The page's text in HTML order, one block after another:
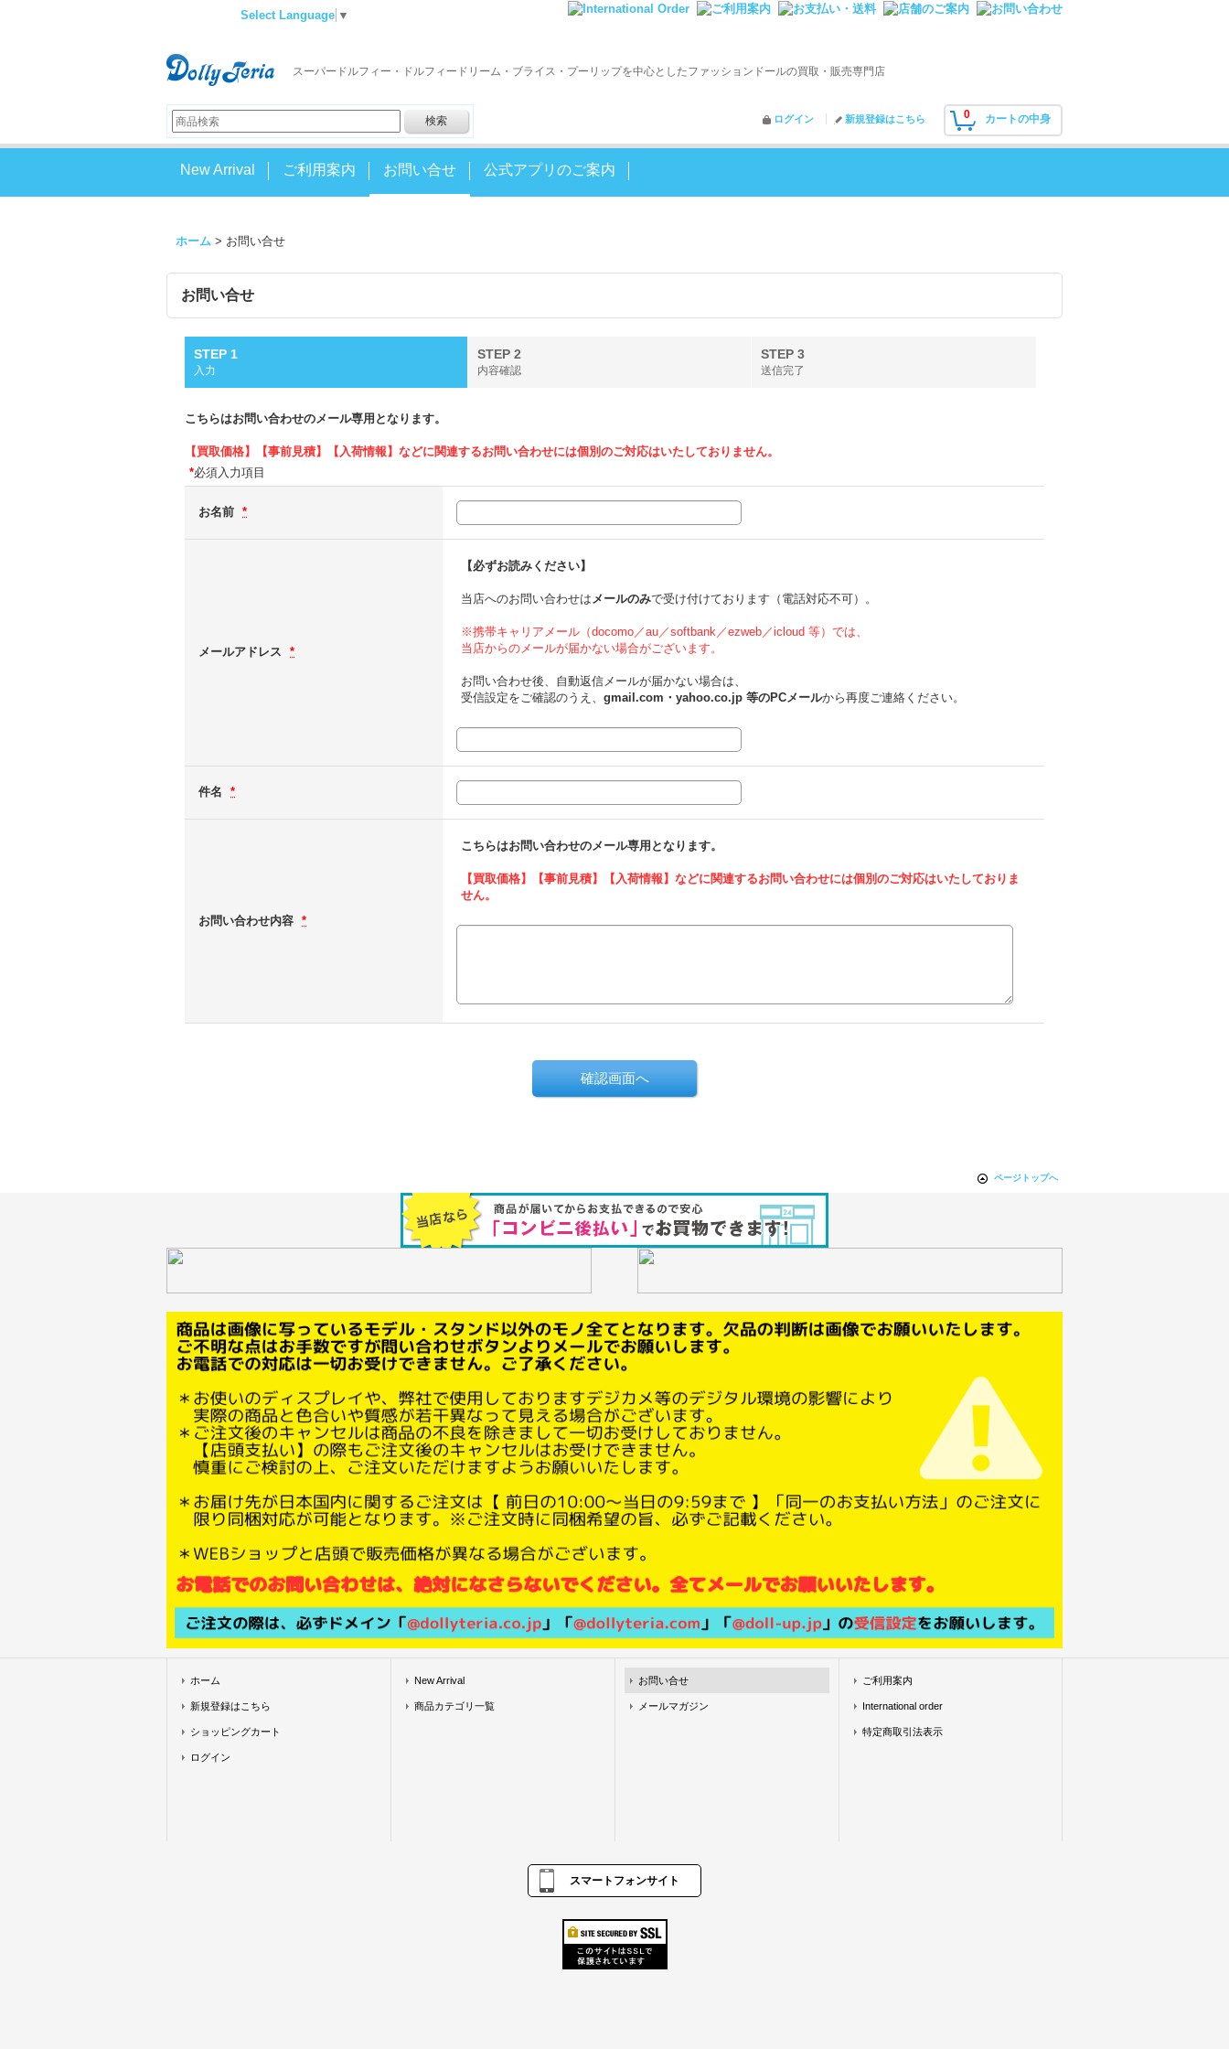
Select Language ▼
スーパードルフィー・ドルフィードリーム・ブライス・プーリップを中心としたファッションドールの買取・販売専門店
0 カートの中身
ログイン 新規登録はこちら
New Arrival ご利用案内 お問い合せ 公式アプリのご案内
ホーム > お問い合せ
お問い合せ
STEP 1
入力
STEP 2
内容確認
STEP 3
送信完了
こちらはお問い合わせのメール専用となります。
【買取価格】【事前見積】【入荷情報】などに関連するお問い合わせには個別のご対応はいたしておりません。
*必須入力項目
お名前 *
メールアドレス *
【必ずお読みください】
当店へのお問い合わせはメールのみで受け付けております（電話対応不可）。
※携帯キャリアメール（docomo／au／softbank／ezweb／icloud 等）では、
当店からのメールが届かない場合がございます。
お問い合わせ後、自動返信メールが届かない場合は、
受信設定をご確認のうえ、 gmail.com・yahoo.co.jp 等のPCメールから再度ご連絡ください。
件名 *
お問い合わせ内容 *
こちらはお問い合わせのメール専用となります。
【買取価格】【事前見積】【入荷情報】などに関連するお問い合わせには個別のご対応はいたしておりま
せん。
ページトップへ
ホーム
新規登録はこちら
ショッピングカート
ログイン
New Arrival
商品カテゴリ一覧
お問い合せ
メールマガジン
ご利用案内
International order
特定商取引法表示
スマートフォンサイト